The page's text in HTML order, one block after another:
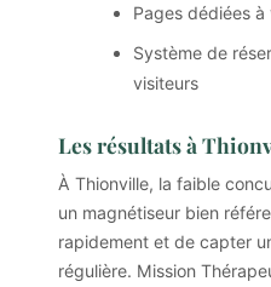
Pages dédiées
Système de
visiteurs
Les résultats à
À Thionville, la faible
un magnétiseur bien
rapidement et de capter
régulière. Mission